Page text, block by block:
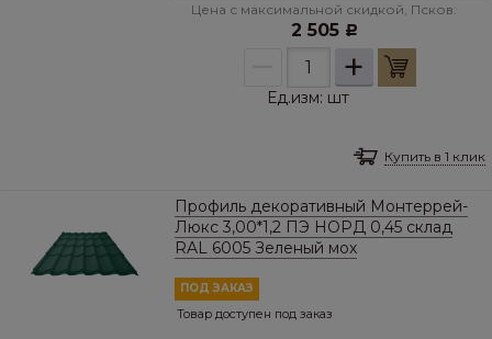
Цена с максимальной скидкой, Псков:
2 505 Р
+
Ед.изм: шт
Купить в 1 клик
Профиль декоративный Монтеррей-
Люкс 3,00*1,2 ПЭ НОРД 0,45 склад
RAL 6005 Зеленый мох
ПОД ЗАКАЗ
Товар доступен под заказ